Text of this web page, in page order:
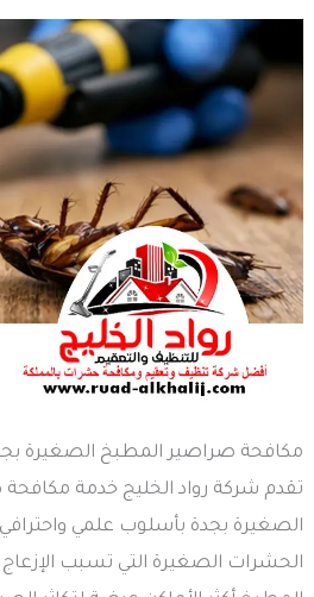
مكافحة صراصير المطبخ الصغيرة
تقدم شركة رواد الخليج خدمة
الصغيرة بجدة بأسلوب علمي
الحشرات الصغيرة التي تسبب